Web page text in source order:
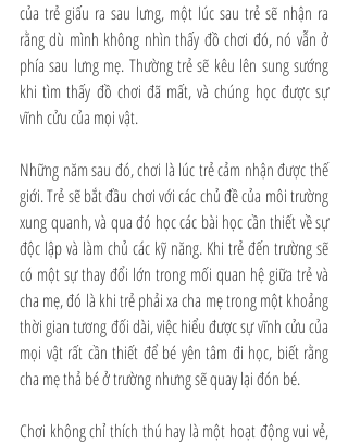
của trẻ giấu ra sau lưng, một lúc sau trẻ sẽ nhận ra
rằng dù mình không nhìn thấy đồ chơi đó, nó vẫn ở
phía sau lưng mẹ. Thường trẻ sẽ kêu lên sung sướng
khi tìm thấy đồ chơi đã mất, và chúng học được sự
vĩnh cửu của mọi vật.
Những năm sau đó, chơi là lúc trẻ cảm nhận được thế
giới. Trẻ sẽ bắt đầu chơi với các chủ đề của môi trường
xung quanh, và qua đó học các bài học cần thiết về sự
độc lập và làm chủ các kỹ năng. Khi trẻ đến trường sẽ
có một sự thay đổi lớn trong mối quan hệ giữa trẻ và
cha mẹ, đó là khi trẻ phải xa cha mẹ trong một khoảng
thời gian tương đối dài, việc hiểu được sự vĩnh cửu của
mọi vật rất cần thiết để bé yên tâm đi học, biết rằng
cha mẹ thả bé ở trường nhưng sẽ quay lại đón bé.
Chơi không chỉ thích thú hay là một hoạt động vui vẻ,